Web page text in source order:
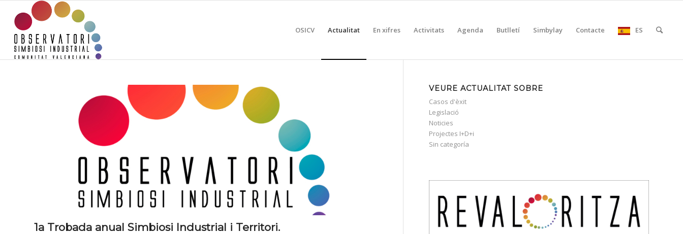
OSICV Actualitat En xifres Activitats Agenda Butlletí Simbylay Contacte ES
1a Trobada anual Simbiosi Industrial i Territori.
VEURE ACTUALITAT SOBRE
Casos d'èxit
Legislació
Noticies
Projectes I+D+i
Sin categoría